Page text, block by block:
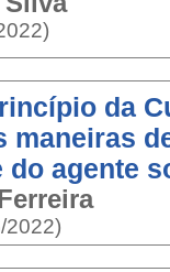
da
maneiras
agente
2022)